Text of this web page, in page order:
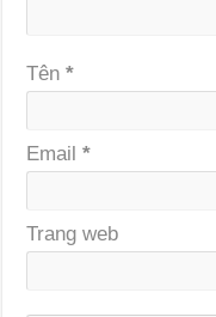
Tên*
Email*
Trang web